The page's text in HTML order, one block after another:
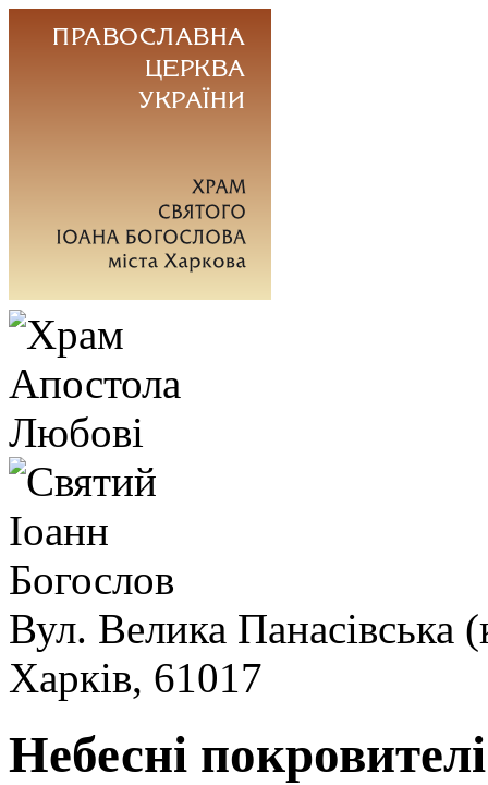
Вул. Велика Панасівська
Харків, 61017
Небесні